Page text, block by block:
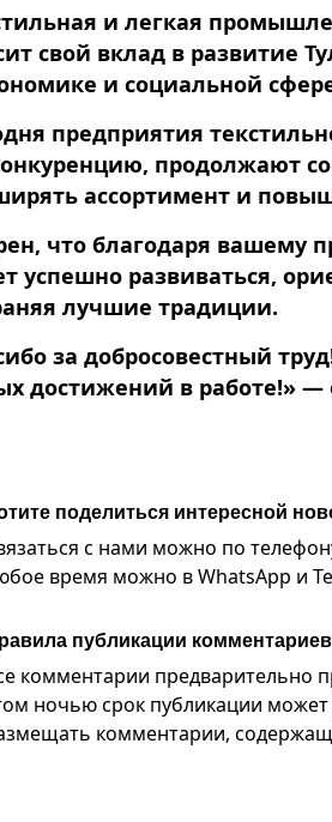
и легкая
свой вклад в развитие
и социальной
предприятия
продолжают
ассортимент и
что благодаря вашему
успешно развиваться,
лучшие традиции.
за добросовестный
достижений в работе!» —
поделиться интересной
с нами можно по
время можно в WhatsApp и
публикации
комментарии предварительно
ночью срок публикации
комментарии,